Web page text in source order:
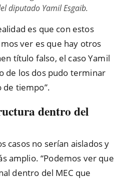
diputado Yamil Esgaib.
es que con estos
ver es que hay otros
título falso, el caso Yamil
de los dos pudo terminar
de tiempo”.
dentro del
casos no serían aislados y
amplio. “Podemos ver que
dentro del MEC que